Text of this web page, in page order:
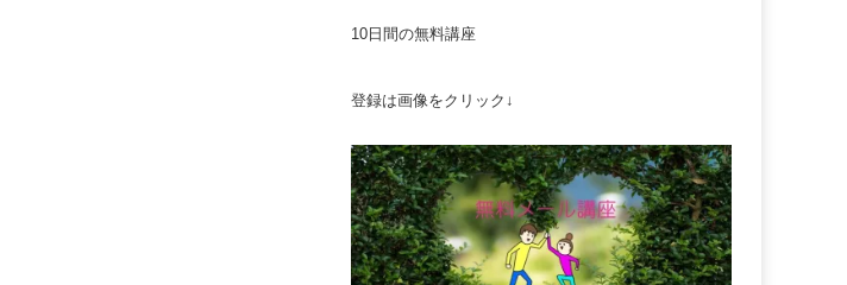
10日間の無料講座
登録は画像をクリック↓